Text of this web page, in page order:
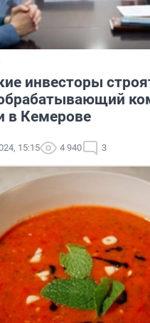
инвесторы
в Кемерове
15:15 4 940 3